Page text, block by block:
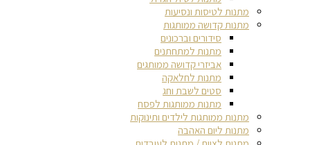
מתנות לטיסות ונסיעות
מתנות קדושה ממותגות
סידורים וברכונים
מתנות למתחתנים
אביזרי קדושה ממותגים
מתנות לחלאקה
סטים לשבת וחג
מתנות ממותגות לפסח
מתנות ממותגות לילדים ותינוקות
מתנות ליום האהבה